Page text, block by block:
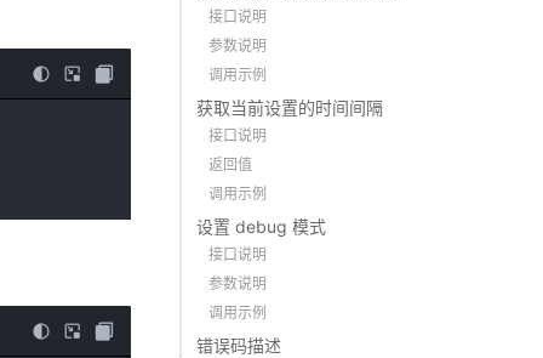
接口说明
参数说明
调用示例
获取当前设置的时间间隔
接口说明
返回值
调用示例
设置 debug 模式
接口说明
参数说明
调用示例
错误码描述